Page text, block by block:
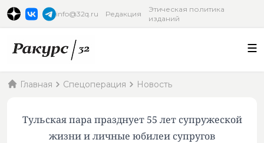
info@32q.ru Редакция
Этическая политика
изданий
Главная Спецоперация Новость
Тульская пара празднует 55 лет супружеской
жизни и личные юбилеи супругов